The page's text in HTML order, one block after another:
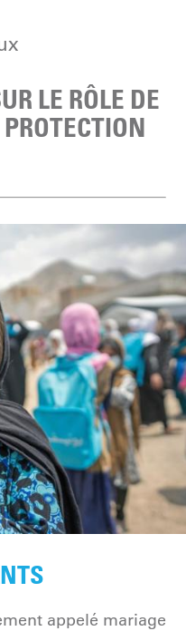
LE RÔLE DE
appelé mariage